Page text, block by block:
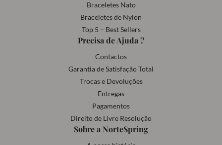
Braceletes Nato
Braceletes de Nylon
Top 5 – Best Sellers
Precisa de Ajuda ?
Contactos
Garantia de Satisfação Total
Trocas e Devoluções
Entregas
Pagamentos
Direito de Livre Resolução
Sobre a NorteSpring